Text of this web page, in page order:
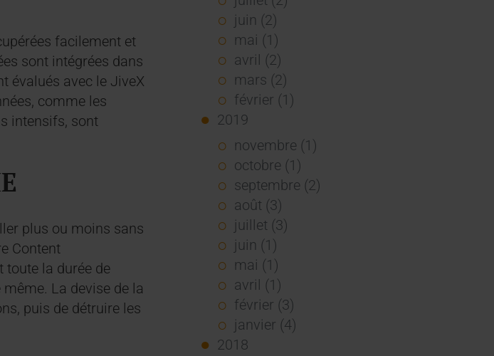
facilement et
sont intégrées dans
évalués avec le JiveX
comme les
intensifs, sont
plus ou moins sans
Content
toute la durée de
La devise de la
puis de détruire les
juin (2)
mai (1)
avril (2)
mars (2)
février (1)
2019
novembre (1)
octobre (1)
septembre (2)
août (3)
juillet (3)
juin (1)
mai (1)
avril (1)
février (3)
janvier (4)
2018